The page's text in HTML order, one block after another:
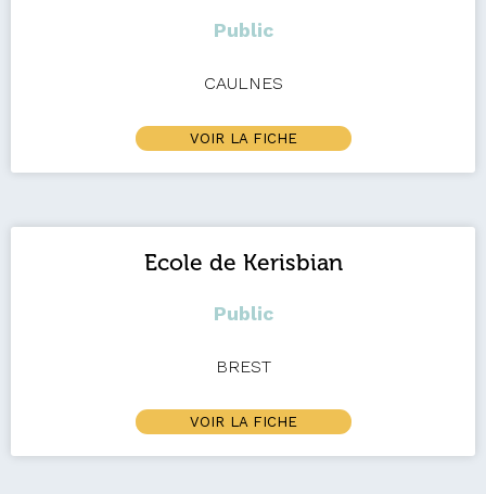
Public
CAULNES
VOIR LA FICHE
Ecole de Kerisbian
Public
BREST
VOIR LA FICHE